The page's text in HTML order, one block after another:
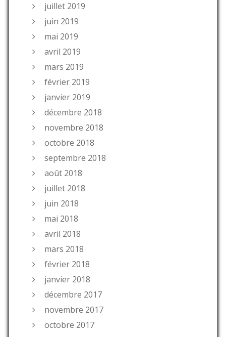
juillet 2019
juin 2019
mai 2019
avril 2019
mars 2019
février 2019
janvier 2019
décembre 2018
novembre 2018
octobre 2018
septembre 2018
août 2018
juillet 2018
juin 2018
mai 2018
avril 2018
mars 2018
février 2018
janvier 2018
décembre 2017
novembre 2017
octobre 2017